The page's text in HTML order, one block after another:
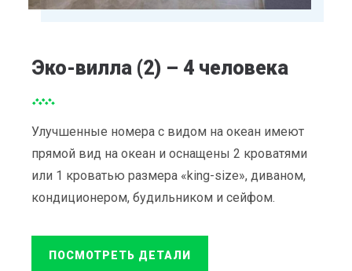
Эко-вилла (2) – 4 человека
Улучшенные номера с видом на океан имеют
прямой вид на океан и оснащены 2 кроватями
или 1 кроватью размера «king-size», диваном,
кондиционером, будильником и сейфом.
ПОСМОТРЕТЬ ДЕТАЛИ